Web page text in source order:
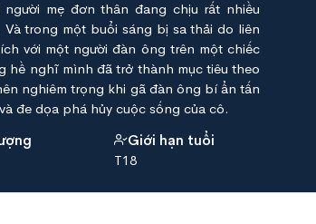
mẹ đơn thân đang chịu rất nhiều
trong một buổi sáng bị sa thải do liên
với một người đàn ông trên một chiếc
hề nghĩ mình đã trở thành mục tiêu theo
nghiêm trọng khi gã đàn ông bí ẩn tấn
đe dọa phá hủy cuộc sống của cô.
Giới hạn tuổi
T18